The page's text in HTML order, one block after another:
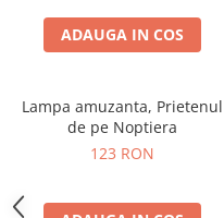
ADAUGA IN COS
Lampa amuzanta, Prietenul
de pe Noptiera
123 RON